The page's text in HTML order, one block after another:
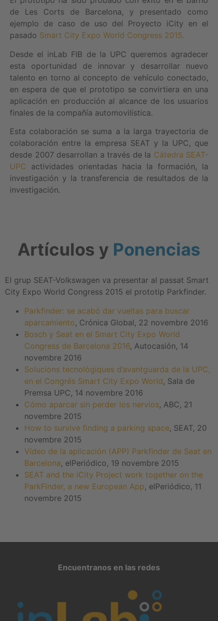
de Les Corts de Barcelona, y presentado como
ejemplo de caso de uso del Proyecto iCity en el
pasado Smart City Expo World Congress 2015.
Desde el inLab FIB de la UPC queremos agradecer
esta oportunidad de innovar y desarrollar nuevo
talento en torno al concepto de vehículo conectado,
en espera de que el prototipo se convirtiera en una
aplicación en producción al alcance de los usuarios
finales de la compañía automovilística.
Esta colaboración se suma a la larga trayectoria de
colaboración entre la empresa SEAT y la UPC, que
desde 2007 desarrollan a través de la Cátedra SEAT-
UPC actividades orientadas hacia la formación, la
investigación y la transferencia de resultados de la
investigación.
Artículos y Ponencias
El grup SEAT-Volkswagen va presentar al passat Smart
City Expo World Congress 2015 el prototip Parkfinder.
Parkfinder: se acabó dar vueltas para buscar
aparcamiento, Crónica Global, 22 novembre 2016
Bosch y Seat en el Smart City Expo World
Congress de Barcelona 2016, Autocasión, 14
novembre 2016
Solucions tecnològiques d’avantguarda de la UPC,
en el Congrés Smart City Expo World, Sala de
Premsa UPC, 14 novembre 2016
Cómo aparcar sin perder los nervios, ABC, 21
novembre 2015
How to survive finding a parking space, SEAT, 20
novembre 2015
Vídeo de la aplicación (APP) Parkfinder de Seat en
Barcelona, elPeriódico, 19 novembre 2015
SEAT and the iCity Project work together on the
ParkFinder, a new European App, elPeriódico, 11
novembre 2015
Encuentranos en las redes